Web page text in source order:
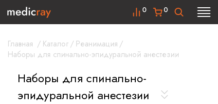
0
0
Главная / Каталог/ Реанимация /
Наборы для спинально-эпидуральной анестезии
Наборы для спинально-
эпидуральной анестезии